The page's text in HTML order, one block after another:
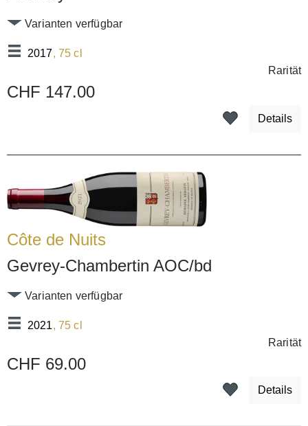
2017, 75 cl
Varianten verfügbar
Rarität
CHF 147.00
Details
Côte de Nuits
Gevrey-Chambertin AOC/bd
2021, 75 cl
Varianten verfügbar
Rarität
CHF 69.00
Details